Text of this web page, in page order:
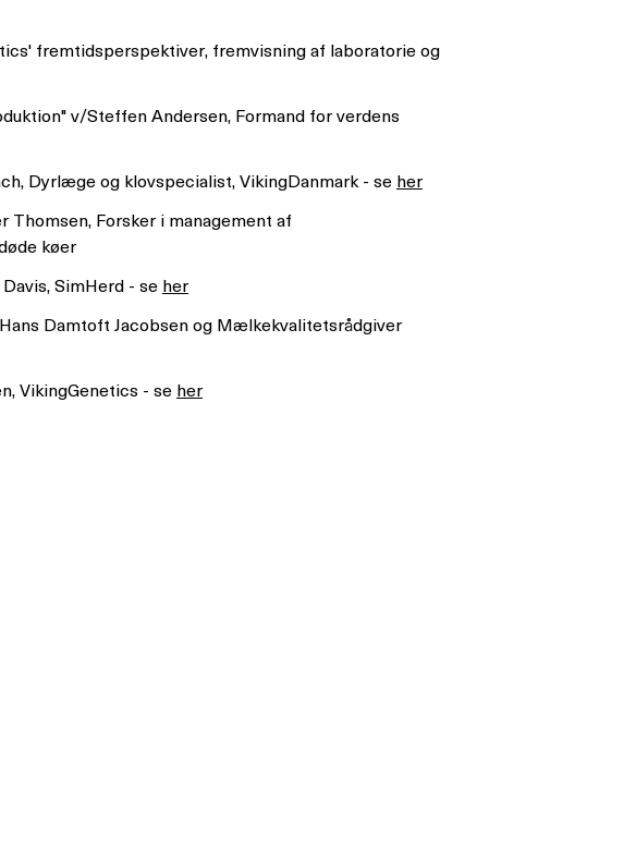
fremtidsperspektiver, fremvisning af laboratorie og
v/Steffen Andersen, Formand for verdens
Dyrlæge og klovspecialist, VikingDanmark - se her
Forsker i management af
køer
SimHerd - se her
Damtoft Jacobsen og Mælkekvalitetsrådgiver
VikingGenetics - se her